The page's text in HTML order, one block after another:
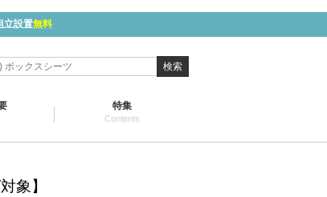
立設置無料
検索
特集
Contents
象】